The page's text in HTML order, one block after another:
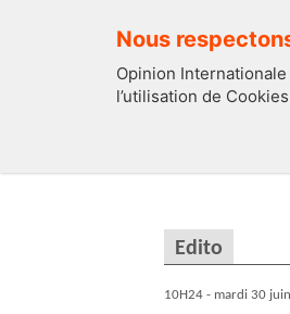
Nous
Opinion
l’utilisation de
Edito
10H24 - mardi 30